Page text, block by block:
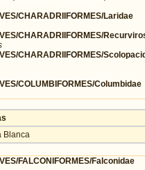
CHARADRIIFORMES/Laridae
CHARADRIIFORMES/
CHARADRIIFORMES/
COLUMBIFORMES/Columbidae
Blanca
FALCONIFORMES/Falconidae